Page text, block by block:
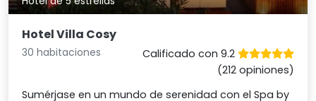
Hotel Villa Cosy
30 habitaciones
Calificado con 9.2
(212 opiniones)
Sumérjase en un mundo de serenidad con el Spa by